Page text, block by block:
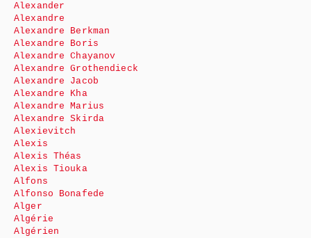
Alexander
Alexandre
Alexandre Berkman
Alexandre Boris
Alexandre Chayanov
Alexandre Grothendieck
Alexandre Jacob
Alexandre Kha
Alexandre Marius
Alexandre Skirda
Alexievitch
Alexis
Alexis Théas
Alexis Tiouka
Alfons
Alfonso Bonafede
Alger
Algérie
Algérien